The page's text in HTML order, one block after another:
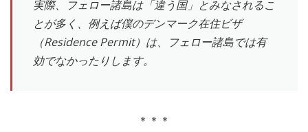
実際、フェロー諸島は「違う国」とみなされるこ
とが多く、例えば僕のデンマーク在住ビザ
（Residence Permit）は、フェロー諸島では有
効でなかったりします。
＊＊＊